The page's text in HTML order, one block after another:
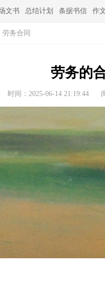
文书 总结计划 条据书信 作
劳务合同
劳务的
时间：2025-06-14 21:19:44